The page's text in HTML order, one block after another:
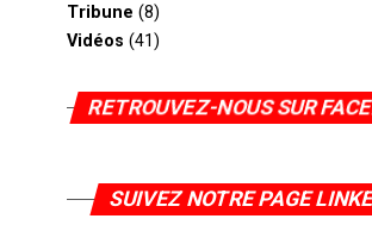
Tribune (8)
Vidéos (41)
RETROUVEZ-NOUS SUR
SUIVEZ NOTRE PAGE